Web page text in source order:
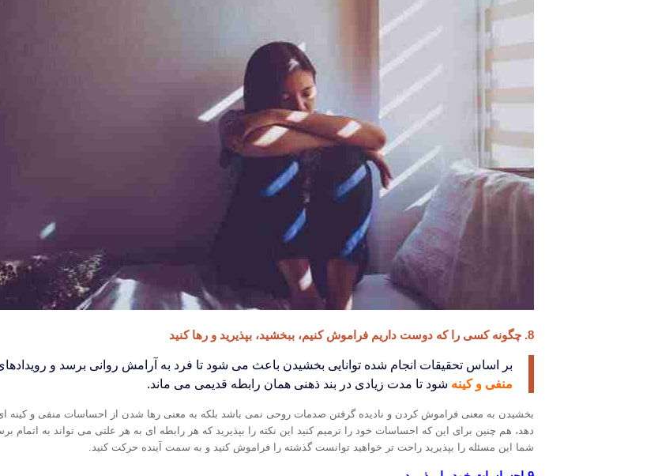
8. چگونه کسی را که دوست داریم فراموش کنیم، ببخشید، بپذیرید و رها کنید
بر اساس تحقیقات انجام شده توانایی بخشیدن باعث می شود تا فرد به آرامش روانی برسد و رویدادهای
منفی و کینه شود تا مدت زیادی در بند ذهنی همان رابطه قدیمی می ماند.
بخشیدن به معنی فراموش کردن و نادیده گرفتن صدمات روحی نمی باشد بلکه به معنی رها شدن از احساسات منفی و کینه
دهد، هم چنین برای این که احساسات خود را ترمیم کنید این نکته را بپذیرید که هر رابطه ای به هر علتی می تواند به
شما این مسئله را بپذیرید راحت تر خواهید توانست گذشته را فراموش کنید و به سمت آینده حرکت کنید.